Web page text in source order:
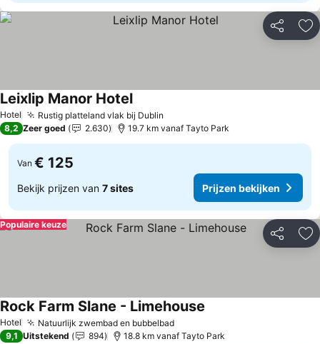
Delen
Hotel Rustig platteland vlak bij Dublin
Leixlip Manor Hotel
8,2 Zeer goed 2.630 19.7 km vanaf Tayto Park
Van € 125
Bekijk prijzen van 7 sites Prijzen bekijken
Delen
Populaire keuze
Hotel Natuurlijk zwembad en bubbelbad
Rock Farm Slane - Limehouse
9,1 Uitstekend 894 18.8 km vanaf Tayto Park